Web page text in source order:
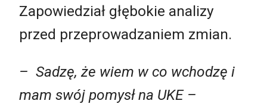
Zapowiedział głębokie analizy
przed przeprowadzaniem zmian.
– Sadzę, że wiem w co wchodzę i
mam swój pomysł na UKE –